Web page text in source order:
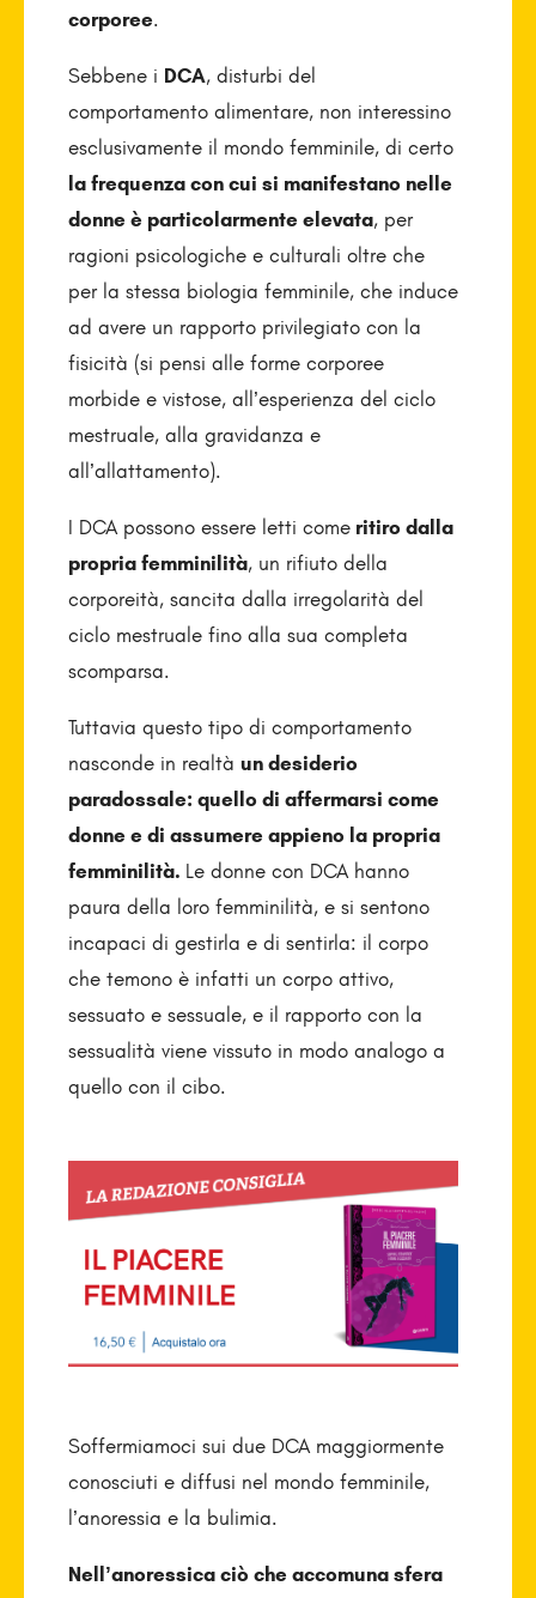
corporee.
Sebbene i DCA, disturbi del
comportamento alimentare, non interessino
esclusivamente il mondo femminile, di certo
la frequenza con cui si manifestano nelle
donne è particolarmente elevata, per
ragioni psicologiche e culturali oltre che
per la stessa biologia femminile, che induce
ad avere un rapporto privilegiato con la
fisicità (si pensi alle forme corporee
morbide e vistose, all’esperienza del ciclo
mestruale, alla gravidanza e
all’allattamento).
I DCA possono essere letti comeritiro dalla
propria femminilità, un rifiuto della
corporeità, sancita dalla irregolarità del
ciclo mestruale fino alla sua completa
scomparsa.
Tuttavia questo tipo di comportamento
nasconde in realtà un desiderio
paradossale: quello di affermarsi come
donne e di assumere appieno la propria
femminilità. Le donne con DCA hanno
paura della loro femminilità, e si sentono
incapaci di gestirla e di sentirla: il corpo
che temono è infatti un corpo attivo,
sessuato e sessuale, e il rapporto con la
sessualità viene vissuto in modo analogo a
quello con il cibo.
Soffermiamoci sui due DCA maggiormente
conosciuti e diffusi nel mondo femminile,
l’anoressia e la bulimia.
Nell’anoressica ciò che accomuna sfera